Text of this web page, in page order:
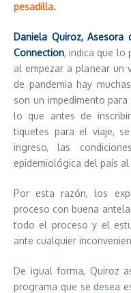
pesadilla.
Daniela Quiroz,
Connection, indica que lo
al empezar a planear un
de pandemia hay
son un impedimento
lo que antes de
tiquetes para el viaje,
ingreso, las
epidemiológica del país
Por esta razón, los
proceso con buena
todo el proceso y el
ante cualquier
De igual forma, Quiroz
programa que se desea